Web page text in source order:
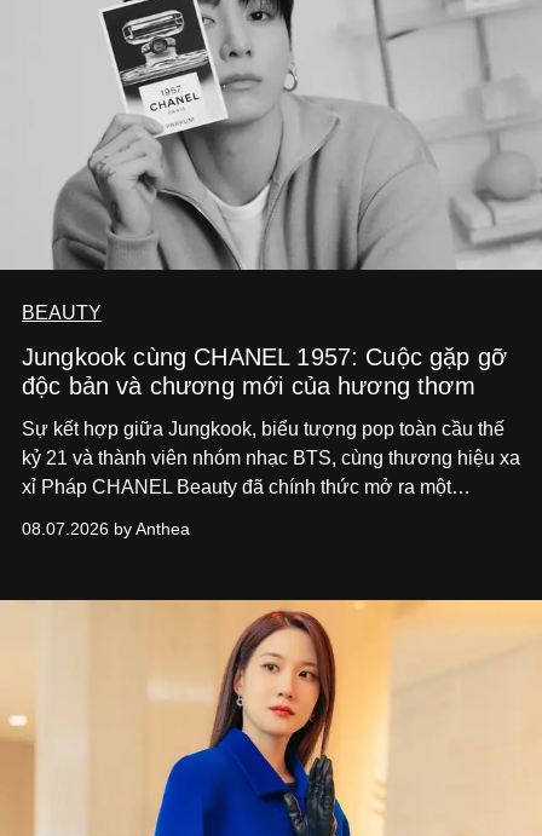
BEAUTY
Jungkook cùng CHANEL 1957: Cuộc gặp gỡ
độc bản và chương mới của hương thơm
Sự kết hợp giữa Jungkook, biểu tượng pop toàn cầu thế
kỷ 21 và thành viên nhóm nhạc BTS, cùng thương hiệu xa
xỉ Pháp CHANEL Beauty đã chính thức mở ra một
hoa cao cấp 1957.
08.07.2026 by Anthea